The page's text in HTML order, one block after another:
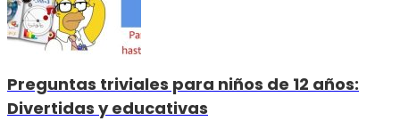
Preguntas triviales para niños de 12 años:
Divertidas y educativas